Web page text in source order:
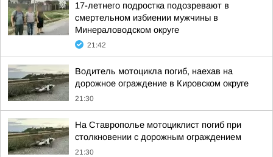
17-летнего подростка подозревают в
смертельном избиении мужчины в
Минераловодском округе
21:42
Водитель мотоцикла погиб, наехав на
дорожное ограждение в Кировском округе
21:30
На Ставрополье мотоциклист погиб при
столкновении с дорожным ограждением
21:30